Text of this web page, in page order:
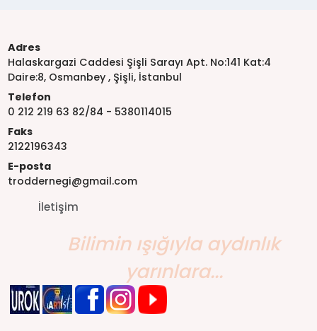
Adres
Halaskargazi Caddesi Şişli Sarayı Apt. No:141 Kat:4
Daire:8, Osmanbey , Şişli, İstanbul
Telefon
0 212 219 63 82/84 - 5380114015
Faks
2122196343
E-posta
troddernegi@gmail.com
İletişim
Bilimin ışığıyla aydınlık
yarınlara...